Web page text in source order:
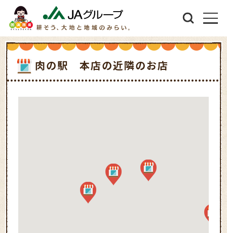
肉の駅 本店の近隣のお店